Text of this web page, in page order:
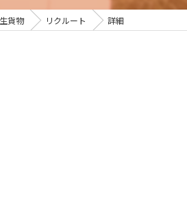
貨物 リクルート 詳細